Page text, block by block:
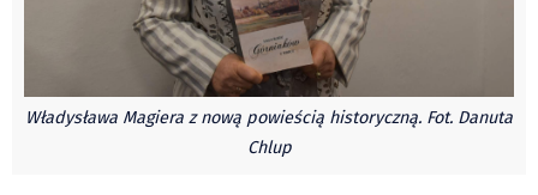
Kongres Polaków
Sejmiki Gminne 2024
Placówki dyplomatyczne w CZ
Władysława Magiera z nową powieścią historyczną. Fot. Danuta
Chlup